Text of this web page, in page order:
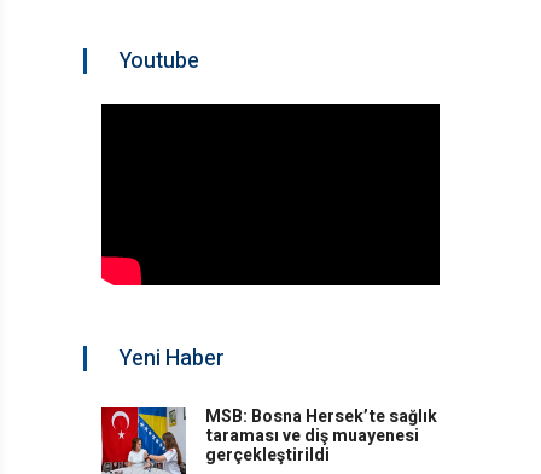
Youtube
Yeni Haber
MSB: Bosna Hersek’te sağlık
taraması ve diş muayenesi
gerçekleştirildi